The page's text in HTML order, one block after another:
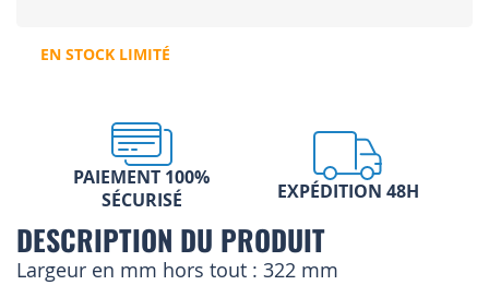
EN STOCK LIMITÉ
PAIEMENT 100%
SÉCURISÉ
EXPÉDITION 48H
DESCRIPTION DU PRODUIT
Largeur en mm hors tout : 322 mm